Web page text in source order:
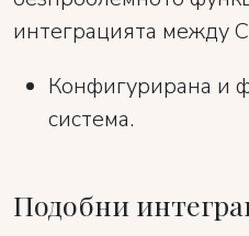
интеграцията между
Конфигурирана и
система.
Подобни